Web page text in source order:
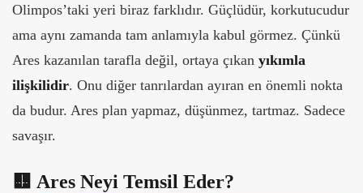
Olimpos’taki yeri biraz farklıdır. Güçlüdür, korkutucudur
ama aynı zamanda tam anlamıyla kabul görmez. Çünkü
Ares kazanılan tarafla değil, ortaya çıkan yıkımla
ilişkilidir. Onu diğer tanrılardan ayıran en önemli nokta
da budur. Ares plan yapmaz, düşünmez, tartmaz. Sadece
savaşır.
🟨 Ares Neyi Temsil Eder?